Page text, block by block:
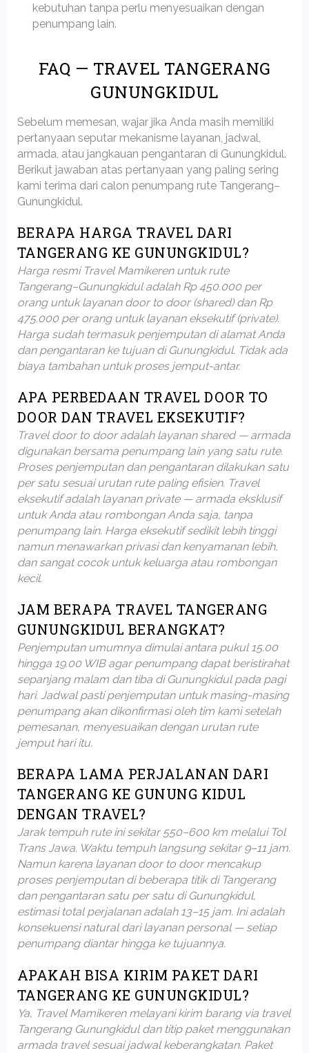
kebutuhan tanpa perlu menyesuaikan dengan
penumpang lain.
FAQ — TRAVEL TANGERANG
GUNUNGKIDUL
Sebelum memesan, wajar jika Anda masih memiliki
pertanyaan seputar mekanisme layanan, jadwal,
armada, atau jangkauan pengantaran di Gunungkidul.
Berikut jawaban atas pertanyaan yang paling sering
kami terima dari calon penumpang rute Tangerang–
Gunungkidul.
BERAPA HARGA TRAVEL DARI
TANGERANG KE GUNUNGKIDUL?
Harga resmi Travel Mamikeren untuk rute
Tangerang–Gunungkidul adalah Rp 450.000 per
orang untuk layanan door to door (shared) dan Rp
475.000 per orang untuk layanan eksekutif (private).
Harga sudah termasuk penjemputan di alamat Anda
dan pengantaran ke tujuan di Gunungkidul. Tidak ada
biaya tambahan untuk proses jemput-antar.
APA PERBEDAAN TRAVEL DOOR TO
DOOR DAN TRAVEL EKSEKUTIF?
Travel door to door adalah layanan shared — armada
digunakan bersama penumpang lain yang satu rute.
Proses penjemputan dan pengantaran dilakukan satu
per satu sesuai urutan rute paling efisien. Travel
eksekutif adalah layanan private — armada eksklusif
untuk Anda atau rombongan Anda saja, tanpa
penumpang lain. Harga eksekutif sedikit lebih tinggi
namun menawarkan privasi dan kenyamanan lebih,
dan sangat cocok untuk keluarga atau rombongan
kecil.
JAM BERAPA TRAVEL TANGERANG
GUNUNGKIDUL BERANGKAT?
Penjemputan umumnya dimulai antara pukul 15.00
hingga 19.00 WIB agar penumpang dapat beristirahat
sepanjang malam dan tiba di Gunungkidul pada pagi
hari. Jadwal pasti penjemputan untuk masing-masing
penumpang akan dikonfirmasi oleh tim kami setelah
pemesanan, menyesuaikan dengan urutan rute
jemput hari itu.
BERAPA LAMA PERJALANAN DARI
TANGERANG KE GUNUNG KIDUL
DENGAN TRAVEL?
Jarak tempuh rute ini sekitar 550–600 km melalui Tol
Trans Jawa. Waktu tempuh langsung sekitar 9–11 jam.
Namun karena layanan door to door mencakup
proses penjemputan di beberapa titik di Tangerang
dan pengantaran satu per satu di Gunungkidul,
estimasi total perjalanan adalah 13–15 jam. Ini adalah
konsekuensi natural dari layanan personal — setiap
penumpang diantar hingga ke tujuannya.
APAKAH BISA KIRIM PAKET DARI
TANGERANG KE GUNUNGKIDUL?
Ya, Travel Mamikeren melayani kirim barang via travel
Tangerang Gunungkidul dan titip paket menggunakan
armada travel sesuai jadwal keberangkatan. Paket